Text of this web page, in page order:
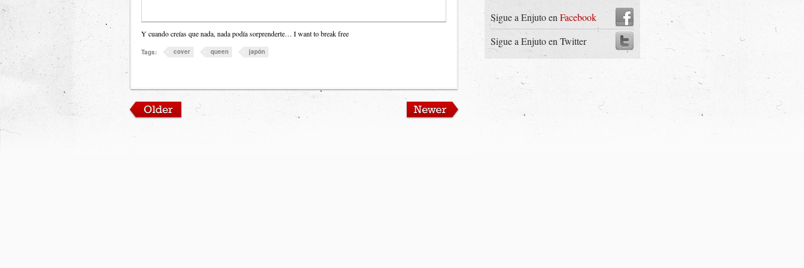
Y cuando creías que nada, nada podía sorprenderte… I want to break free
Tags: cover queen japón
Sigue a Enjuto en Facebook
Sigue a Enjuto en Twitter